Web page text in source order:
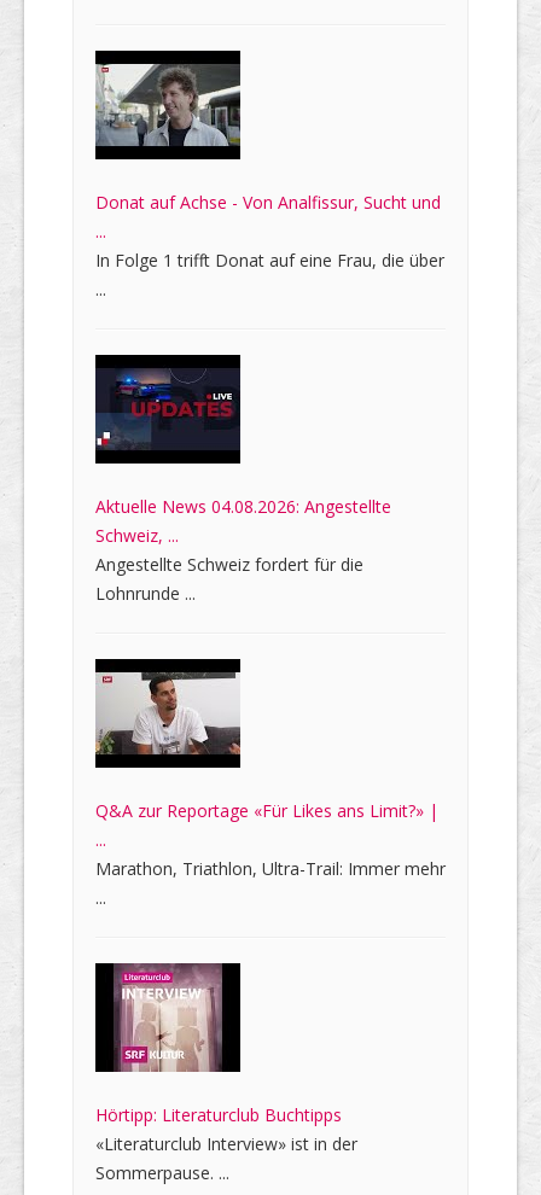
Donat auf Achse - Von Analfissur, Sucht und
...
In Folge 1 trifft Donat auf eine Frau, die über
...
Aktuelle News 04.08.2026: Angestellte
Schweiz, ...
Angestellte Schweiz fordert für die
Lohnrunde ...
Q&A zur Reportage «Für Likes ans Limit?» |
...
Marathon, Triathlon, Ultra-Trail: Immer mehr
...
Hörtipp: Literaturclub Buchtipps
«Literaturclub Interview» ist in der
Sommerpause. ...